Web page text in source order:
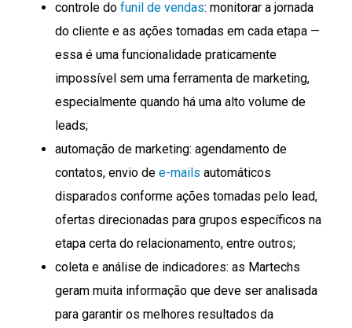
controle do funil de vendas: monitorar a jornada
do cliente e as ações tomadas em cada etapa —
essa é uma funcionalidade praticamente
impossível sem uma ferramenta de marketing,
especialmente quando há uma alto volume de
leads;
automação de marketing: agendamento de
contatos, envio de e-mails automáticos
disparados conforme ações tomadas pelo lead,
ofertas direcionadas para grupos específicos na
etapa certa do relacionamento, entre outros;
coleta e análise de indicadores: as Martechs
geram muita informação que deve ser analisada
para garantir os melhores resultados da